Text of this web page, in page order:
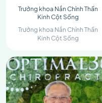
Trưởng khoa Nắn Chỉnh Thần
Kinh Cột Sống
Trưởng khoa Nắn Chỉnh Thần
Kinh Cột Sống